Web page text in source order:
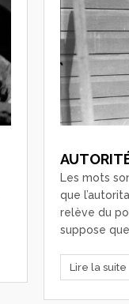
Les mots
que
relève du
suppose
Lire la suite